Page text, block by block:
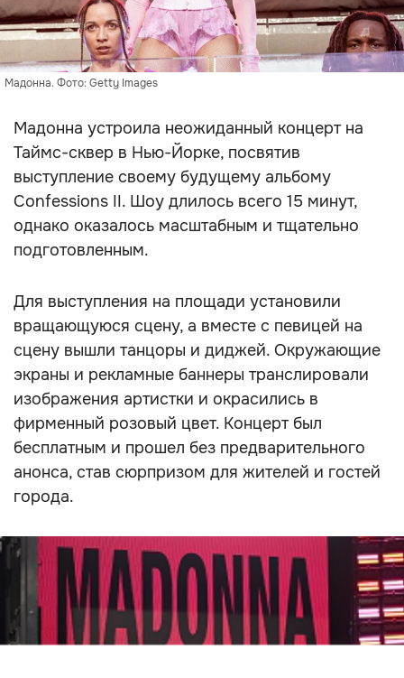
Мадонна. Фото: Getty Images
Мадонна устроила неожиданный концерт на
Таймс-сквер в Нью-Йорке, посвятив
выступление своему будущему альбому
Confessions II. Шоу длилось всего 15 минут,
однако оказалось масштабным и тщательно
подготовленным.
Для выступления на площади установили
вращающуюся сцену, а вместе с певицей на
сцену вышли танцоры и диджей. Окружающие
экраны и рекламные баннеры транслировали
изображения артистки и окрасились в
фирменный розовый цвет. Концерт был
бесплатным и прошел без предварительного
анонса, став сюрпризом для жителей и гостей
города.